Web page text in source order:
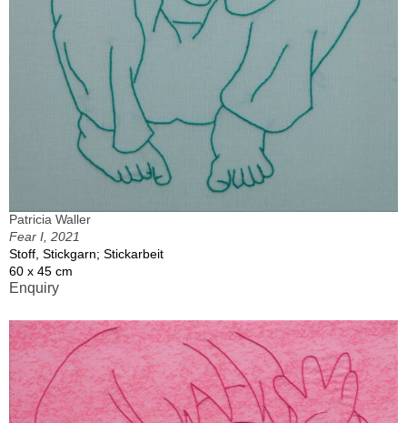
Patricia Waller
Fear I, 2021
Stoff, Stickgarn; Stickarbeit
60 x 45 cm
Enquiry